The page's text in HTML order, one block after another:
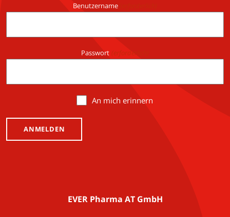
Benutzername
Passwort (erforderlich)
An mich erinnern
EVER Pharma AT GmbH